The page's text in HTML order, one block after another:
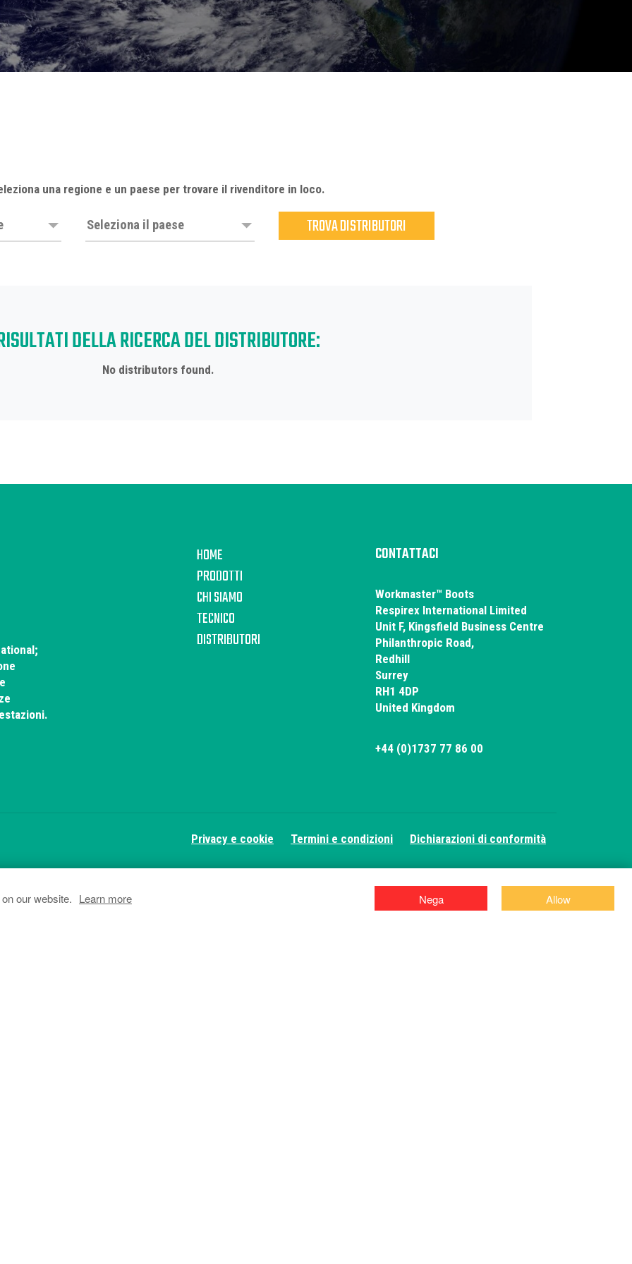
our website. Learn more Nega Allow
UNA RIVOLUZIONE NEL CAMPO DELLE CALZATURE DI SICUREZZA: VI PRESENTIAMO
A+A 2025
NCT EUROPE 2025
una regione e un paese per trovare il rivenditore in loco.
DELLA RICERCA DEL DISTRIBUTORE:
No distributors found.
HOME
PRODOTTI
CHI SIAMO
TECNICO
DISTRIBUTORI
CONTATTACI
Workmaster™ Boots
Respirex International Limited
Unit F, Kingsfield Business Centre
Philanthropic Road,
Redhill
Surrey
RH1 4DP
United Kingdom
+44 (0)1737 77 86 00
Privacy e cookie Termini e condizioni Dichiarazioni di conformità